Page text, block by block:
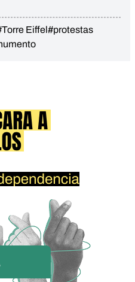
Eiffel#protestas